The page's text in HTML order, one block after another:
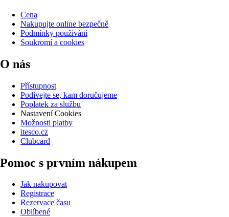
Cena
Nakupujte online bezpečně
Podmínky používání
Soukromí a cookies
O nás
Přístupnost
Podívejte se, kam doručujeme
Poplatek za službu
Nastavení Cookies
Možnosti platby
itesco.cz
Clubcard
Pomoc s prvním nákupem
Jak nakupovat
Registrace
Rezervace času
Oblíbené